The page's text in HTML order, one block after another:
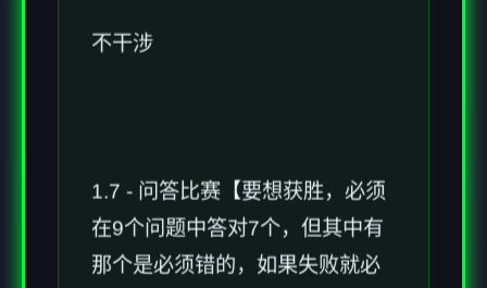
不干涉
1.7 - 问答比赛【要想获胜，必须
在9个问题中答对7个，但其中有
那个是必须错的，如果失败就必